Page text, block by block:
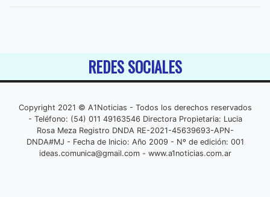
REDES SOCIALES
Copyright 2021 © A1Noticias - Todos los derechos reservados
- Teléfono: (54) 011 49163546 Directora Propietaria: Lucia
Rosa Meza Registro DNDA RE-2021-45639693-APN-
DNDA#MJ - Fecha de Inicio: Año 2009 - Nº de edición: 001
ideas.comunica@gmail.com- www.a1noticias.com.ar